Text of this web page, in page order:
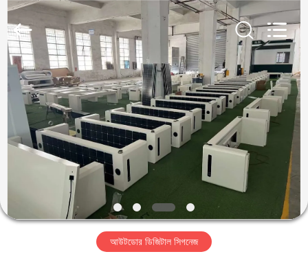
বাড়ি
পণ্য
আমাদের
কারখানা
2026
Shenzhen
Display
Technology
Co.,Ltd.
Rights
Reserved.
আউটডোর ডিজিটাল সিগনেজ